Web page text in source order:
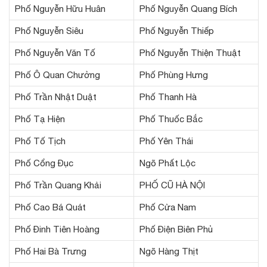
Phố Nguyễn Hữu Huân Phố Nguyễn Quang Bích
Phố Nguyễn Siêu Phố Nguyễn Thiếp
Phố Nguyễn Văn Tố Phố Nguyễn Thiện Thuật
Phố Ô Quan Chưởng Phố Phùng Hưng
Phố Trần Nhật Duật Phố Thanh Hà
Phố Tạ Hiện Phố Thuốc Bắc
Phố Tố Tịch Phố Yên Thái
Phố Cổng Đục Ngõ Phất Lộc
Phố Trần Quang Khải PHỐ CŨ HÀ NỘI
Phố Cao Bá Quát Phố Cửa Nam
Phố Đinh Tiên Hoàng Phố Điện Biên Phủ
Phố Hai Bà Trưng Ngõ Hàng Thịt